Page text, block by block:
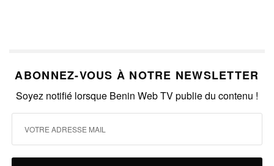
ABONNEZ-VOUS À NOTRE NEWSLETTER
Soyez notifié lorsque Benin Web TV publie du contenu !